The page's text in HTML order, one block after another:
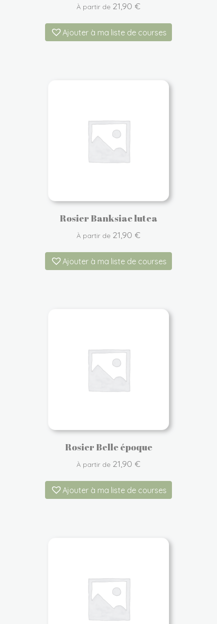
À partir de 21,90 €
Ajouter à ma liste de courses
Rosier Banksiae lutea
À partir de 21,90 €
Ajouter à ma liste de courses
Rosier Belle époque
À partir de 21,90 €
Ajouter à ma liste de courses